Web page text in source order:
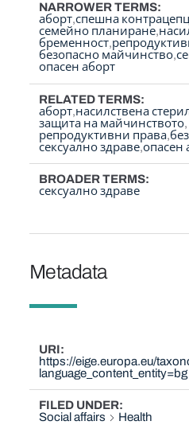
NARROWER TERMS
аборт спешна
семейно планиране
бременност
безопасно майчинство
опасен аборт
RELATED TERMS
аборт насилствена
защита на майчинството
репродуктивни права
сексуално здраве опасен
BROADER TERMS
сексуално здраве
Metadata
URI
https://eige.europa.eu/
language_content_entity=bg
FILED UNDER
Social affairs
Health